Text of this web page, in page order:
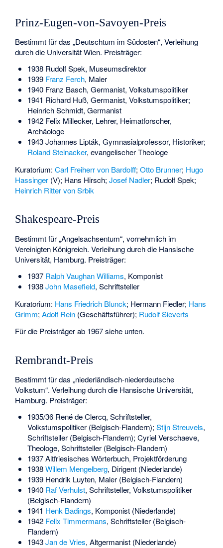
Prinz-Eugen-von-Savoyen-Preis
Bestimmt für das „Deutschtum im Südosten“, Verleihung
durch die Universität Wien. Preisträger:
1938 Rudolf Spek, Museumsdirektor
1939 Franz Ferch, Maler
1940 Franz Basch, Germanist, Volkstumspolitiker
1941 Richard Huß, Germanist, Volkstumspolitiker;
Heinrich Schmidt, Germanist
1942 Felix Millecker, Lehrer, Heimatforscher,
Archäologe
1943Johannes Lipták, Gymnasialprofessor, Historiker;
Roland Steinacker, evangelischer Theologe
Kuratorium:Carl Freiherr von Bardolff;Otto Brunner; Hugo
Hassinger (V); Hans Hirsch;Josef Nadler; Rudolf Spek;
Heinrich Ritter von Srbik
Shakespeare-Preis
Bestimmt für „Angelsachsentum“, vornehmlich im
Vereinigten Königreich. Verleihung durch die Hansische
Universität, Hamburg. Preisträger:
1937 Ralph Vaughan Williams, Komponist
1938John Masefield, Schriftsteller
Kuratorium: Hans Friedrich Blunck; Hermann Fiedler; Hans
Grimm;Adolf Rein (Geschäftsführer); Rudolf Sieverts
Für die Preisträger ab 1967 siehe unten.
Rembrandt-Preis
Bestimmt für das „niederländisch-niederdeutsche
Volkstum“. Verleihung durch die Hansische Universität,
Hamburg. Preisträger:
1935/36 René de Clercq, Schriftsteller,
Volkstumspolitiker (Belgisch-Flandern); Stijn Streuvels,
Schriftsteller (Belgisch-Flandern); Cyriel Verschaeve,
Theologe, Schriftsteller (Belgisch-Flandern)
1937 Altfriesisches Wörterbuch, Projektförderung
1938Willem Mengelberg, Dirigent (Niederlande)
1939 Hendrik Luyten, Maler (Belgisch-Flandern)
1940 Raf Verhulst, Schriftsteller, Volkstumspolitiker
(Belgisch-Flandern)
1941 Henk Badings, Komponist (Niederlande)
1942 Felix Timmermans, Schriftsteller (Belgisch-
Flandern)
1943Jan de Vries, Altgermanist (Niederlande)